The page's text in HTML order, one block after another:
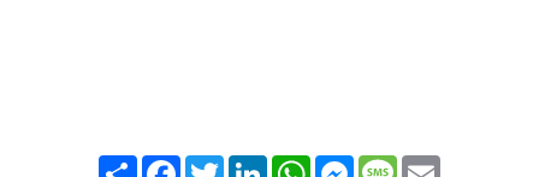
Partager FacebookTwitter LinkedIn WhatsAppMessengerMessage